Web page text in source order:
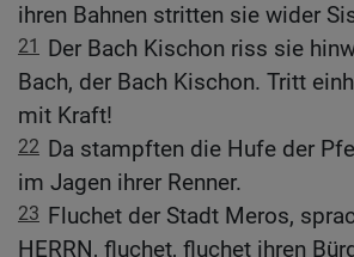
ihren Bahnen stritten sie wider
21
Der Bach Kischon riss sie
Bach, der Bach Kischon. Tritt
mit Kraft!
22 Da stampften die Hufe der
im Jagen ihrer Renner.
23 Fluchet der Stadt Meros,
HERRN, fluchet, fluchet ihren